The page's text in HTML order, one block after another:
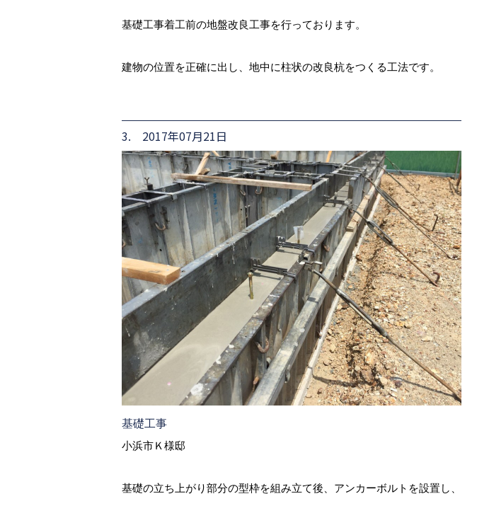
基礎工事着工前の地盤改良工事を行っております。
建物の位置を正確に出し、地中に柱状の改良杭をつくる工法です。
3. 2017年07月21日
基礎工事
小浜市Ｋ様邸
基礎の立ち上がり部分の型枠を組み立て後、アンカーボルトを設置し、